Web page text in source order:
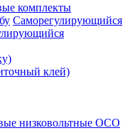
комплекты
Саморегулирующийся
клей)
низковольтные ОСО